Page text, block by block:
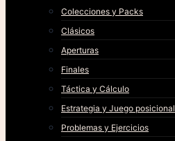
Colecciones y Packs
Clásicos
Aperturas
Finales
Táctica y Cálculo
Estrategia y Juego posicional
Problemas y Ejercicios